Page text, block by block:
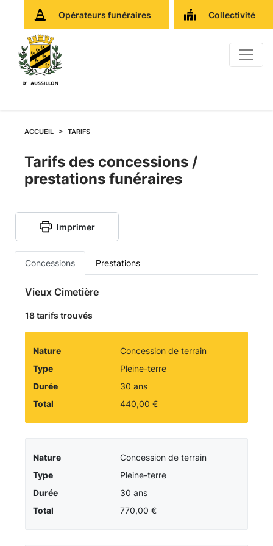
Opérateurs funéraires Collectivité
ACCUEIL TARIFS
Tarifs
des
concessions
et
prestations
funéraires
-
Cimetière
de
la
ville
d'AUSSILLON
-
Tarifs des concessions /
prestations funéraires
Concessions Prestations
Vieux Cimetière
18 tarifs trouvés
Nature
Concession de terrain
Type
Pleine-terre
Durée
30 ans
Total
440,00 €
Nature
Concession de terrain
Type
Pleine-terre
Durée
30 ans
Total
770,00 €
Imprimer